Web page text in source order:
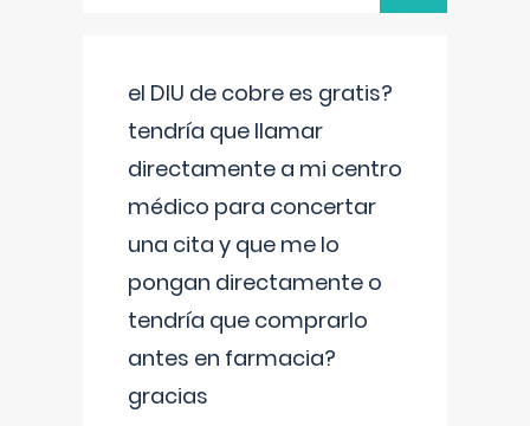
el DIU de cobre es gratis?
tendría que llamar
directamente a mi centro
médico para concertar
una cita y que me lo
pongan directamente o
tendría que comprarlo
antes en farmacia?
gracias